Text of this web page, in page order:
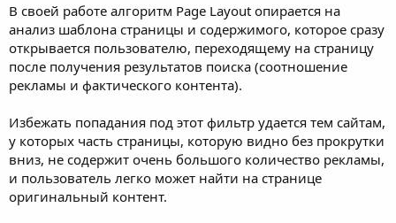
В своей работе алгоритм Page Layout опирается на
анализ шаблона страницы и содержимого, которое сразу
открывается пользователю, переходящему на страницу
после получения результатов поиска (соотношение
рекламы и фактического контента).
Избежать попадания под этот фильтр удается тем сайтам,
у которых часть страницы, которую видно без прокрутки
вниз, не содержит очень большого количество рекламы,
и пользователь легко может найти на странице
оригинальный контент.